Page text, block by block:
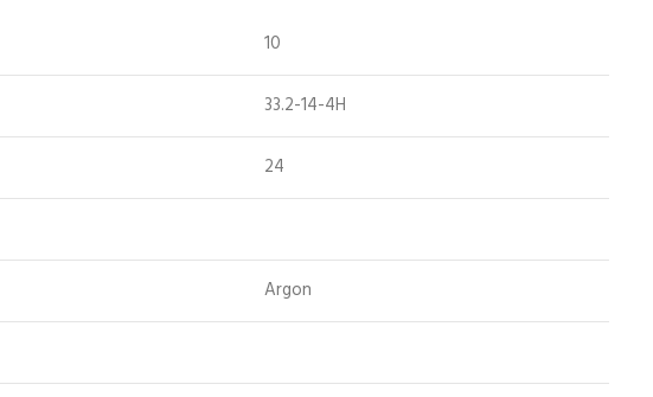
10
33.2-14-4H
24
Argon